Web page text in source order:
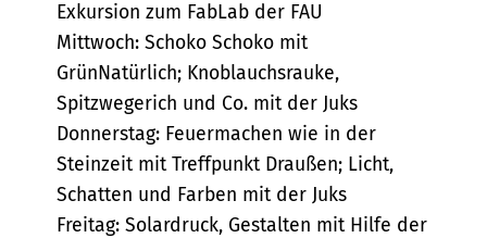
Exkursion zum FabLab der FAU
Mittwoch: Schoko Schoko mit
GrünNatürlich; Knoblauchsrauke,
Spitzwegerich und Co. mit der Juks
Donnerstag: Feuermachen wie in der
Steinzeit mit Treffpunkt Draußen; Licht,
Schatten und Farben mit der Juks
Freitag: Solardruck, Gestalten mit Hilfe der